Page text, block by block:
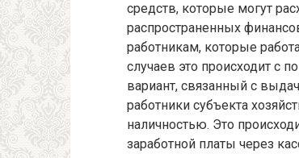
средств, которые могут
распространенных
работникам, которые
случаев это происходит с
вариант, связанный с
работники субъекта
наличностью. Это
заработной платы через